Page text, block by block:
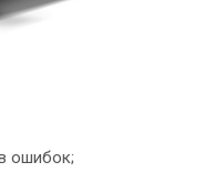
ошибок;